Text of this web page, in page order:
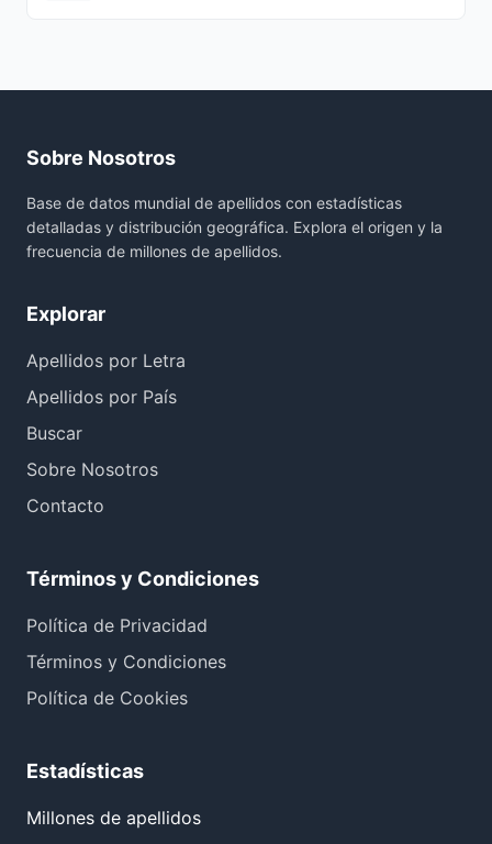
Sobre Nosotros
Base de datos mundial de apellidos con estadísticas
detalladas y distribución geográfica. Explora el origen y la
frecuencia de millones de apellidos.
Explorar
Apellidos por Letra
Apellidos por País
Buscar
Sobre Nosotros
Contacto
Términos y Condiciones
Política de Privacidad
Términos y Condiciones
Política de Cookies
Estadísticas
Millones de apellidos